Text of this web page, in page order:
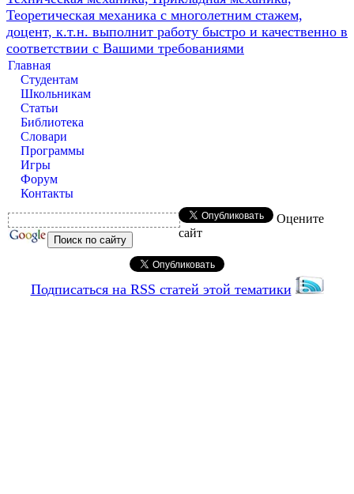
Теоретическая механика с многолетним стажем,
доцент, к.т.н. выполнит работу быстро и качественно в
соответствии с Вашими требованиями
Главная
Студентам
Школьникам
Статьи
Библиотека
Словари
Программы
Игры
Форум
Контакты
Оцените
сайт
Подписаться на RSS статей этой тематики